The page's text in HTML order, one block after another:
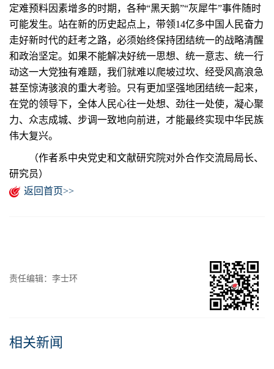
定难预料因素增多的时期，各种“黑天鹅”“灰犀牛”事件随时
可能发生。站在新的历史起点上，带领14亿多中国人民奋力
走好新时代的赶考之路，必须始终保持团结统一的战略清醒
和政治坚定。如果不能解决好统一思想、统一意志、统一行
动这一大党独有难题，我们就难以爬坡过坎、经受风高浪急
甚至惊涛骇浪的重大考验。只有更加坚强地团结统一起来，
在党的领导下，全体人民心往一处想、劲往一处使，凝心聚
力、众志成城、步调一致地向前进，才能最终实现中华民族
伟大复兴。
（作者系中央党史和文献研究院对外合作交流局局长、
研究员）
返回首页>>
责任编辑：李士环
相关新闻